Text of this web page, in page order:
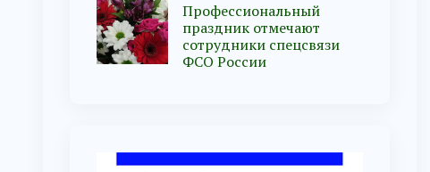
Профессиональный
праздник отмечают
сотрудники спецсвязи
ФСО России